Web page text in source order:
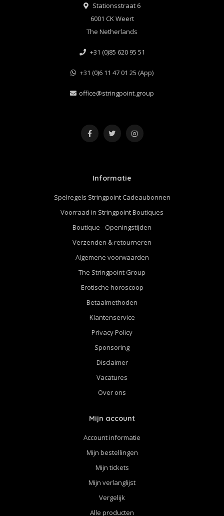
Stationsstraat 6
6001 CK Weert
The Netherlands
+31 (0)85 620 95 51
+31 (0)6 11 47 01 25 (App)
office@stringpoint.group
Informatie
Spelregels Stringpoint Cadeaubonnen
Voorraad in Stringpoint Boutiques
Boutique - Openingstijden
Verzenden & retourneren
Algemene voorwaarden
The Stringpoint Group
Erotische horoscoop
Betaalmethoden
Klantenservice
Privacy Policy
Sponsoring
Disclaimer
Vacatures
Over ons
Mijn account
Account informatie
Mijn bestellingen
Mijn tickets
Mijn verlanglijst
Vergelijk
Alle producten